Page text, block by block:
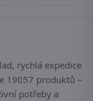
rychlá expedice
19057 produktů –
potřeby a